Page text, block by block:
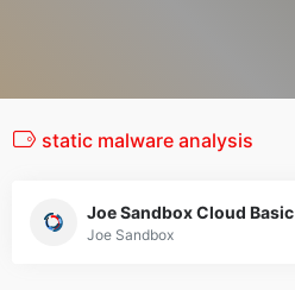
static malware analysis
Joe Sandbox Cloud Basic
Joe Sandbox